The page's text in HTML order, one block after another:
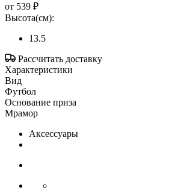
от 539 ₽
Высота(см):
13.5
Рассчитать доставку
Характеристики
Вид
Футбол
Основание приза
Мрамор
Аксессуары